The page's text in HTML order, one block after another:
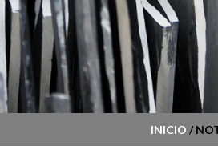
INICIO /